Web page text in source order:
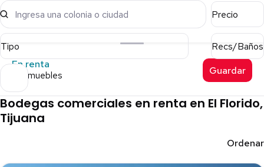
Ingresa una colonia o ciudad Precio
Tipo
Recs/Baños
En renta
12 inmuebles Guardar
Bodegas comerciales en renta en El Florido,
Tijuana
Ordenar